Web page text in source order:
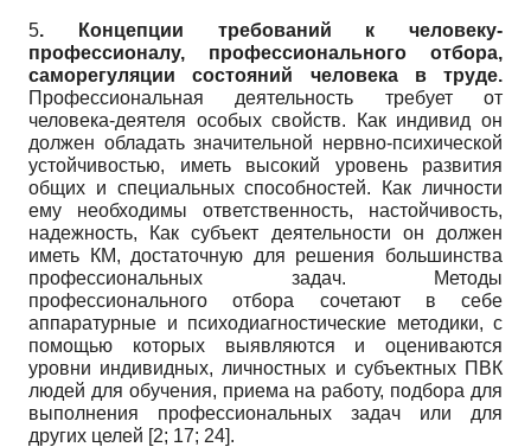
5. Концепции требований к человеку-
профессионалу, профессионального отбора,
саморегуляции состояний человека в труде.
Профессиональная деятельность требует от
человека-деятеля особых свойств. Как индивид он
должен обладать значительной нервно-психической
устойчивостью, иметь высокий уровень развития
общих и специальных способностей. Как личности
ему необходимы ответственность, настойчивость,
надежность, Как субъект деятельности он должен
иметь КМ, достаточную для решения большинства
профессиональных задач. Методы
профессионального отбора сочетают в себе
аппаратурные и психодиагностические методики, с
помощью которых выявляются и оцениваются
уровни индивидных, личностных и субъектных ПВК
людей для обучения, приема на работу, подбора для
выполнения профессиональных задач или для
других целей [2; 17; 24].